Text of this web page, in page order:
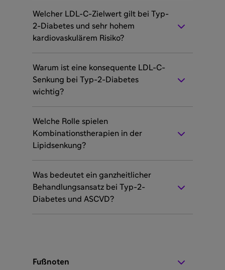
Welcher LDL-C-Zielwert gilt bei Typ-
2-Diabetes und sehr hohem
kardiovaskulärem Risiko?
Warum ist eine konsequente LDL-C-
Senkung bei Typ-2-Diabetes
wichtig?
Welche Rolle spielen
Kombinationstherapien in der
Lipidsenkung?
Was bedeutet ein ganzheitlicher
Behandlungsansatz bei Typ-2-
Diabetes und ASCVD?
Fußnoten